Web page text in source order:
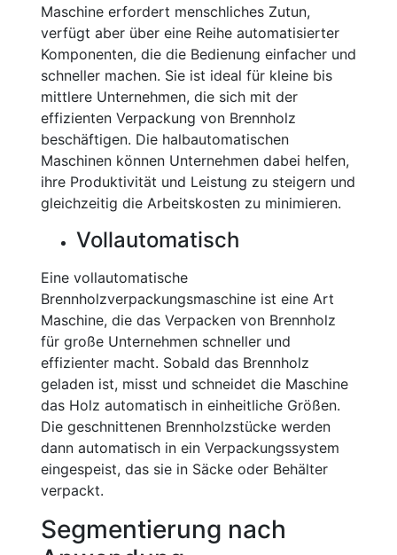
Maschine erfordert menschliches Zutun,
verfügt aber über eine Reihe automatisierter
Komponenten, die die Bedienung einfacher und
schneller machen. Sie ist ideal für kleine bis
mittlere Unternehmen, die sich mit der
effizienten Verpackung von Brennholz
beschäftigen. Die halbautomatischen
Maschinen können Unternehmen dabei helfen,
ihre Produktivität und Leistung zu steigern und
gleichzeitig die Arbeitskosten zu minimieren.
Vollautomatisch
Eine vollautomatische
Brennholzverpackungsmaschine ist eine Art
Maschine, die das Verpacken von Brennholz
für große Unternehmen schneller und
effizienter macht. Sobald das Brennholz
geladen ist, misst und schneidet die Maschine
das Holz automatisch in einheitliche Größen.
Die geschnittenen Brennholzstücke werden
dann automatisch in ein Verpackungssystem
eingespeist, das sie in Säcke oder Behälter
verpackt.
Segmentierung nach